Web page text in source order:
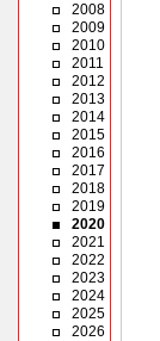
2008
2009
2010
2011
2012
2013
2014
2015
2016
2017
2018
2019
2020
2021
2022
2023
2024
2025
2026